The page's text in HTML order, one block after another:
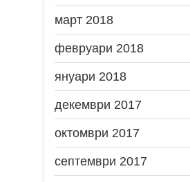
март 2018
февруари 2018
януари 2018
декември 2017
октомври 2017
септември 2017